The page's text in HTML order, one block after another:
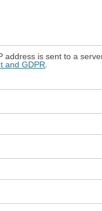
address is sent to a
and GDPR